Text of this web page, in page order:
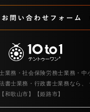
業務・社会保険労務士業務・中
書士業務・行政書士業務なら、
和歌山市】【姫路市】